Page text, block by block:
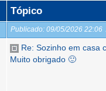
Tópico
Publicado: 09/05/2026 22:06
Re: Sozinho em casa
Muito obrigado 🙂